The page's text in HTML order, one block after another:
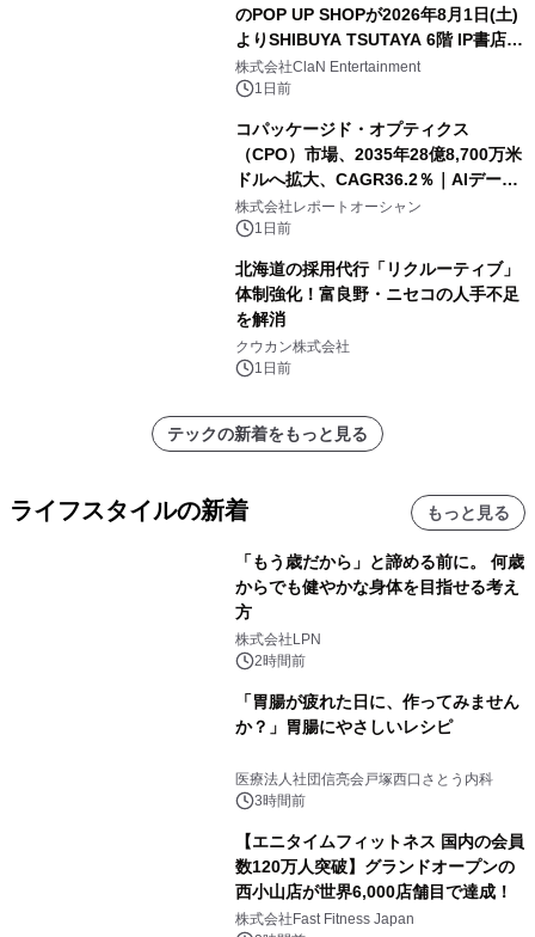
のPOP UP SHOPが2026年8月1日(土)
よりSHIBUYA TSUTAYA 6階 IP書店で
開催決定！！
株式会社ClaN Entertainment
1日前
コパッケージド・オプティクス
（CPO）市場、2035年28億8,700万米
ドルへ拡大、CAGR36.2％｜AIデータ
センター・高速光通信需要が成長を加
速
株式会社レポートオーシャン
1日前
北海道の採用代行「リクルーティブ」
体制強化！富良野・ニセコの人手不足
を解消
クウカン株式会社
1日前
テックの新着をもっと見る
ライフスタイルの新着 もっと見る
「もう歳だから」と諦める前に。 何歳
からでも健やかな身体を目指せる考え
方
株式会社LPN
2時間前
「胃腸が疲れた日に、作ってみません
か？」胃腸にやさしいレシピ
医療法人社団信亮会戸塚西口さとう内科
3時間前
【エニタイムフィットネス 国内の会員
数120万人突破】グランドオープンの
西小山店が世界6,000店舗目で達成！
株式会社Fast Fitness Japan